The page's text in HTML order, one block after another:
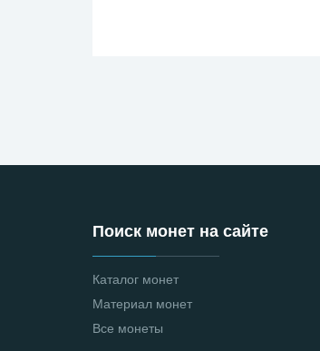
Поиск монет на сайте
Каталог монет
Материал монет
Все монеты